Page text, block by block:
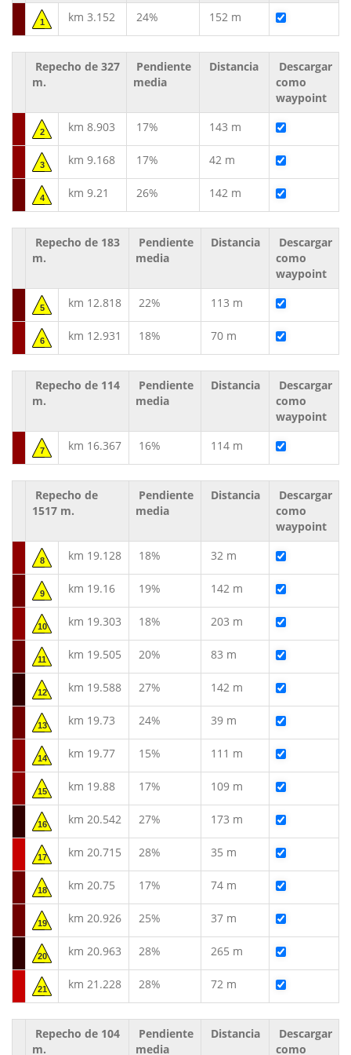
1 km 3.152 24% 152 m
Repecho de 327
m.
Pendiente
media
Distancia
Descargar
como
waypoint
2 km 8.903 17% 143 m
3 km 9.168 17% 42 m
4 km 9.21 26% 142 m
Repecho de 183
m.
Pendiente
media
Distancia
Descargar
como
waypoint
5 km 12.818 22% 113 m
6 km 12.931 18% 70 m
Repecho de 114
m.
Pendiente
media
Distancia
Descargar
como
waypoint
7 km 16.367 16% 114 m
Repecho de
1517 m.
Pendiente
media
Distancia
Descargar
como
waypoint
8 km 19.128 18% 32 m
9 km 19.16 19% 142 m
10 km 19.303 18% 203 m
11 km 19.505 20% 83 m
12 km 19.588 27% 142 m
13 km 19.73 24% 39 m
14 km 19.77 15% 111 m
15 km 19.88 17% 109 m
16 km 20.542 27% 173 m
17 km 20.715 28% 35 m
18 km 20.75 17% 74 m
19 km 20.926 25% 37 m
20 km 20.963 28% 265 m
21 km 21.228 28% 72 m
Repecho de 104
m.
Pendiente
media
Distancia
Descargar
como